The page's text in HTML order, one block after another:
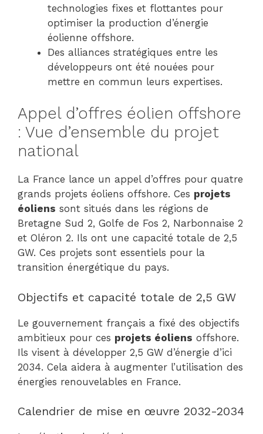
technologies fixes et flottantes pour
optimiser la production d’énergie
éolienne offshore.
Des alliances stratégiques entre les
développeurs ont été nouées pour
mettre en commun leurs expertises.
Appel d’offres éolien offshore
: Vue d’ensemble du projet
national
La France lance un appel d’offres pour quatre
grands projets éoliens offshore. Ces projets
éoliens sont situés dans les régions de
Bretagne Sud 2, Golfe de Fos 2, Narbonnaise 2
et Oléron 2. Ils ont une capacité totale de 2,5
GW. Ces projets sont essentiels pour la
transition énergétique du pays.
Objectifs et capacité totale de 2,5 GW
Le gouvernement français a fixé des objectifs
ambitieux pour ces projets éoliens offshore.
Ils visent à développer 2,5 GW d’énergie d’ici
2034. Cela aidera à augmenter l’utilisation des
énergies renouvelables en France.
Calendrier de mise en œuvre 2032-2034